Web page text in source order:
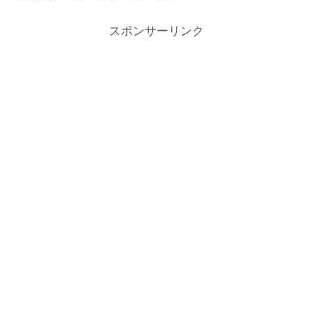
スポンサーリンク